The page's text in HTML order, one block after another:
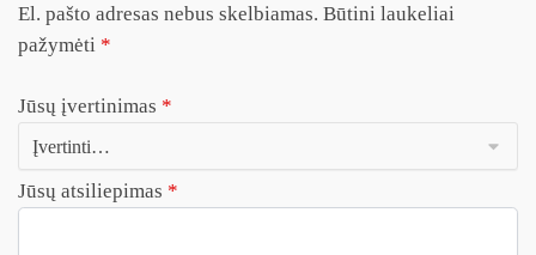
El. pašto adresas nebus skelbiamas. Būtini laukeliai
pažymėti *
Jūsų įvertinimas *
Jūsų atsiliepimas *